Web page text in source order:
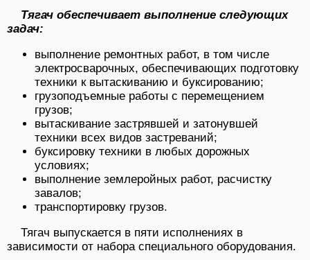
Тягач обеспечивает выполнение следующих
задач:
выполнение ремонтных работ, в том числе
электросварочных, обеспечивающих подготовку
техники к вытаскиванию и буксированию;
грузоподъемные работы с перемещением
грузов;
вытаскивание застрявшей и затонувшей
техники всех видов застреваний;
буксировку техники в любых дорожных
условиях;
выполнение землеройных работ, расчистку
завалов;
транспортировку грузов.
Тягач выпускается в пяти исполнениях в
зависимости от набора спе­циального оборудования.